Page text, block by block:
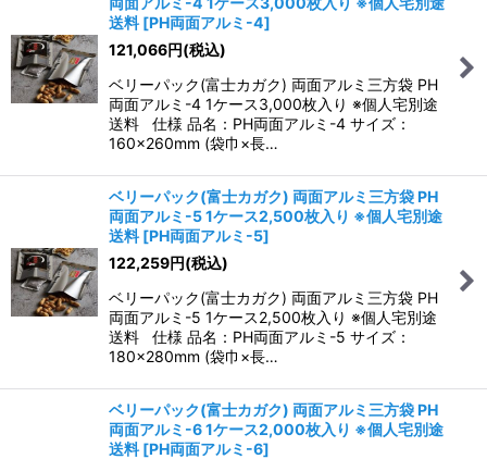
送料 [PH両面アルミ-4]
121,066円(税込)
ベリーパック(富士カガク) 両面アルミ三方袋 PH
両面アルミ-4 1ケース3,000枚入り ※個人宅別途
送料 仕様 品名：PH両面アルミ-4 サイズ：
160×260mm (袋巾×長…
ベリーパック(富士カガク) 両面アルミ三方袋 PH
両面アルミ-5 1ケース2,500枚入り ※個人宅別途
送料 [PH両面アルミ-5]
122,259円(税込)
ベリーパック(富士カガク) 両面アルミ三方袋 PH
両面アルミ-5 1ケース2,500枚入り ※個人宅別途
送料 仕様 品名：PH両面アルミ-5 サイズ：
180×280mm (袋巾×長…
ベリーパック(富士カガク) 両面アルミ三方袋 PH
両面アルミ-6 1ケース2,000枚入り ※個人宅別途
送料 [PH両面アルミ-6]